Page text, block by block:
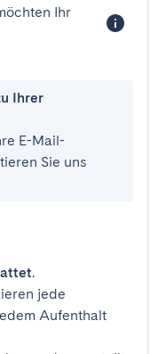
Ihr
Ihrer
E-Mail-
Sie uns
.
jede
Aufenthalt